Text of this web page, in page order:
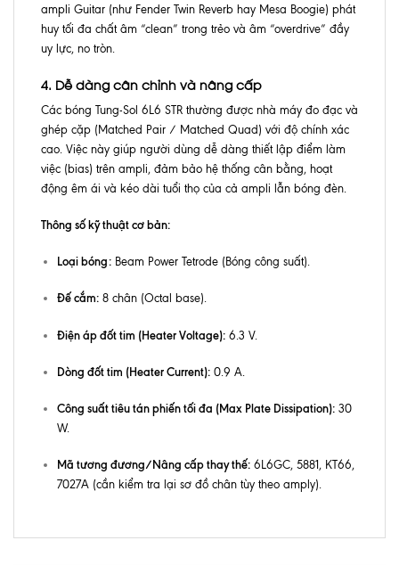
ampli Guitar (như Fender Twin Reverb hay Mesa Boogie) phát
huy tối đa chất âm “clean” trong trẻo và âm “overdrive” đầy
uy lực, no tròn.
4. Dễ dàng cân chỉnh và nâng cấp
Các bóng Tung-Sol 6L6 STR thường được nhà máy đo đạc và
ghép cặp (Matched Pair / Matched Quad) với độ chính xác
cao. Việc này giúp người dùng dễ dàng thiết lập điểm làm
việc (bias) trên ampli, đảm bảo hệ thống cân bằng, hoạt
động êm ái và kéo dài tuổi thọ của cả ampli lẫn bóng đèn.
Thông số kỹ thuật cơ bản:
Loại bóng: Beam Power Tetrode (Bóng công suất).
Đế cắm: 8 chân (Octal base).
Điện áp đốt tim (Heater Voltage): 6.3 V.
Dòng đốt tim (Heater Current): 0.9 A.
Công suất tiêu tán phiến tối đa (Max Plate Dissipation): 30
W.
Mã tương đương/Nâng cấp thay thế: 6L6GC, 5881, KT66,
7027A (cần kiểm tra lại sơ đồ chân tùy theo amply).